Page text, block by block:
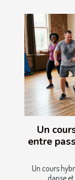
Un
entre
Un cours
danse et